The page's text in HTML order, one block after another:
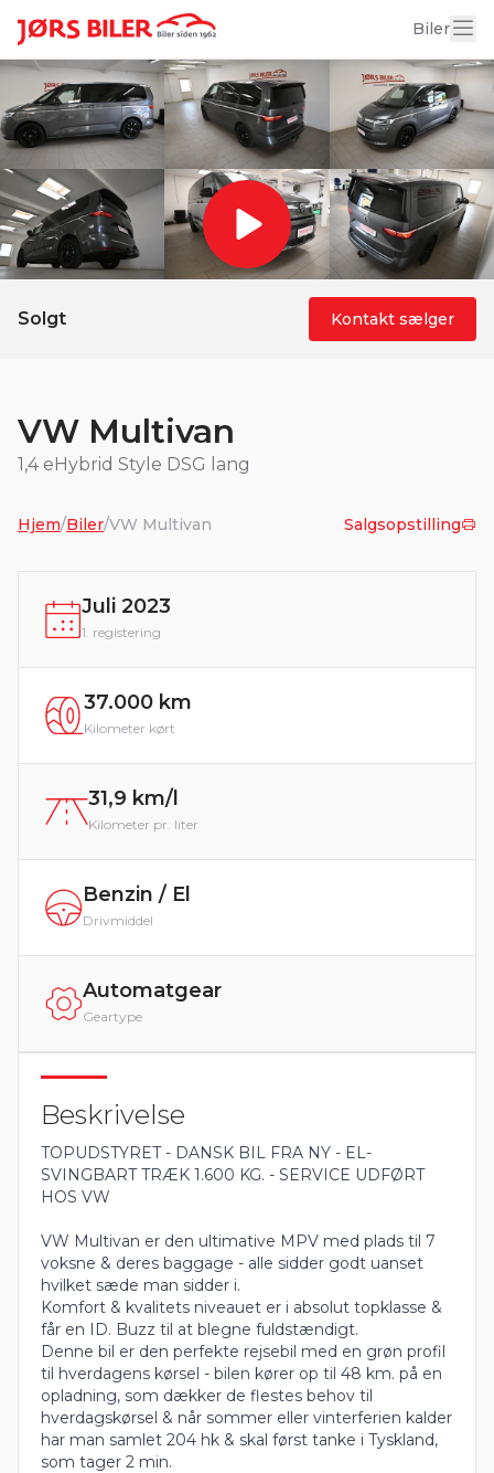
Biler
18 billeder
Solgt Kontakt sælger
VW Multivan
1,4 eHybrid Style DSG lang
Hjem/Biler/VW Multivan Salgsopstilling
Juli 2023
1. registering
37.000 km
Kilometer kørt
31,9 km/l
Kilometer pr. liter
Benzin / El
Drivmiddel
Automatgear
Geartype
Beskrivelse
TOPUDSTYRET - DANSK BIL FRA NY - EL-
SVINGBART TRÆK 1.600 KG. - SERVICE UDFØRT
HOS VW
VW Multivan er den ultimative MPV med plads til 7
voksne & deres baggage - alle sidder godt uanset
hvilket sæde man sidder i.
Komfort & kvalitets niveauet er i absolut topklasse &
får en ID. Buzz til at blegne fuldstændigt.
Denne bil er den perfekte rejsebil med en grøn profil
til hverdagens kørsel - bilen kører op til 48 km. på en
opladning, som dækker de flestes behov til
hverdagskørsel & når sommer eller vinterferien kalder
har man samlet 204 hk & skal først tanke i Tyskland,
som tager 2 min.